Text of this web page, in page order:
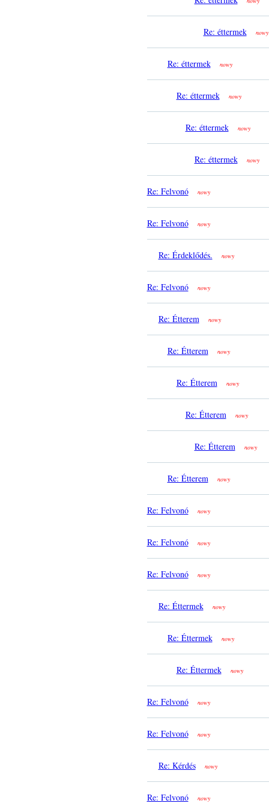
Re: éttermek nowy
Re: éttermek nowy
Re: éttermek nowy
Re: éttermek nowy
Re: éttermek nowy
Re: Felvonó nowy
Re: Felvonó nowy
Re: Érdeklődés. nowy
Re: Felvonó nowy
Re: Étterem nowy
Re: Étterem nowy
Re: Étterem nowy
Re: Étterem nowy
Re: Étterem nowy
Re: Étterem nowy
Re: Felvonó nowy
Re: Felvonó nowy
Re: Felvonó nowy
Re: Éttermek nowy
Re: Éttermek nowy
Re: Éttermek nowy
Re: Felvonó nowy
Re: Felvonó nowy
Re: Kérdés nowy
Re: Felvonó nowy